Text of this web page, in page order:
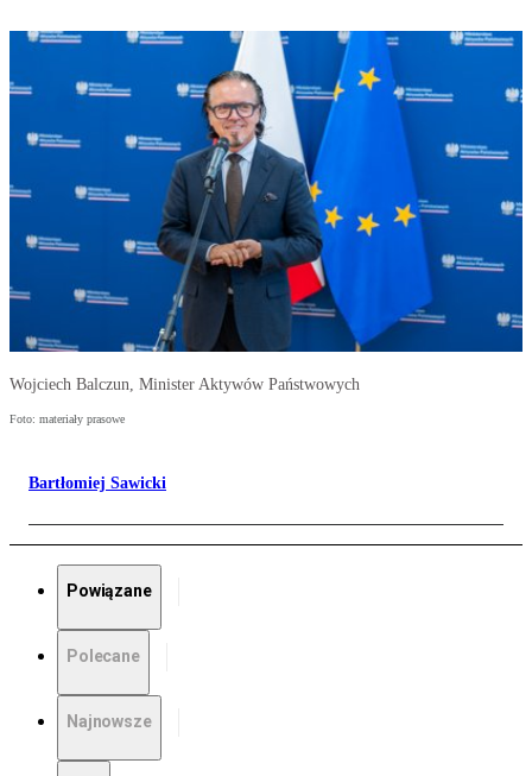
Wojciech Balczun, Minister Aktywów Państwowych
Foto: materiały prasowe
Bartłomiej Sawicki
Powiązane
Polecane
Najnowsze